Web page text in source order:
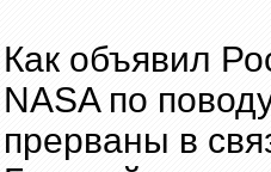
Как объявил
NASA по
прерваны в